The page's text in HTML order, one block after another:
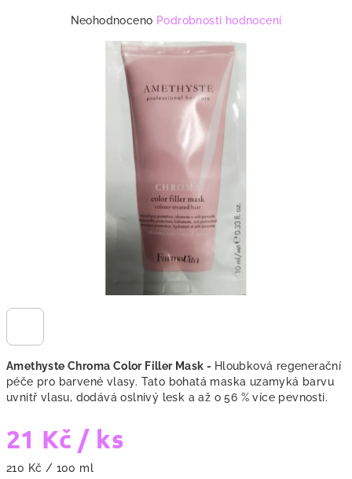
Amethyste Chroma Color Filler Mask - Hloubková regenerační
péče pro barvené vlasy. Tato bohatá maska uzamyká barvu
uvnitř vlasu, dodává oslnivý lesk a až o 56 % více pevnosti.
21 Kč / ks
Měrná
210 Kč / 100 ml
Neohodnoceno Podrobnosti hodnocení